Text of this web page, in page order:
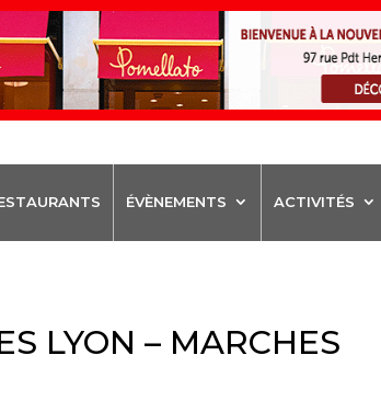
ÉVÈNEMENTS ACTIVITÉS
LYON – MARCHES